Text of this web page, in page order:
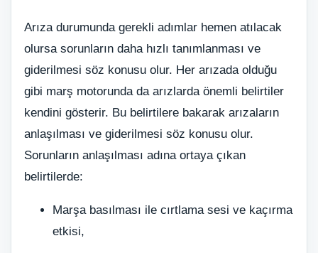
Arıza durumunda gerekli adımlar hemen atılacak
olursa sorunların daha hızlı tanımlanması ve
giderilmesi söz konusu olur. Her arızada olduğu
gibi marş motorunda da arızlarda önemli belirtiler
kendini gösterir. Bu belirtilere bakarak arızaların
anlaşılması ve giderilmesi söz konusu olur.
Sorunların anlaşılması adına ortaya çıkan
belirtilerde:
Marşa basılması ile cırtlama sesi ve kaçırma
etkisi,